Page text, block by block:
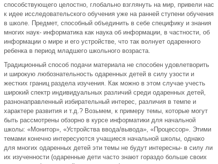
способствующего целостно, глобально взглянуть на мир, привели нас
к идее исследовательского обучения уже на ранней ступени обучения
в школе. Предмет, способный объединить в себе специфику и знания
многих наук- информатика как наука об информации, в частности, об
информации о мире и его устройстве, что так волнует одаренного
ребенка в период младшего школьного возраста.
Традиционный способ подачи материала не способен удовлетворить
и широкую любознательность одаренных детей в силу узости и
жестких границ раздела изучения. Как можно в этом случае учесть
широкий спектр индивидуальных различий среди одаренных детей,
разнонаправленный избирательный интерес, различия в темпе и
характере развития и т.д.? Возьмем, к примеру темы, которые могут
быть рассмотрены обзорно в курсе информатики для начальной
школы: «Монитор», «Устройства ввода/вывода», «Процессор». Этими
темами конечно интересуются учащиеся начальной школы, однако
для многих одаренных детей эти темы не будут интересны- в силу ли
их изученности (одаренные дети часто знают гораздо больше своих